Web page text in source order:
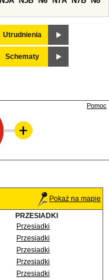
Utrudnienia
Schematy
Pomoc
Pokaż na mapie
PRZESIADKI
Przesiadki
Przesiadki
Przesiadki
Przesiadki
Przesiadki